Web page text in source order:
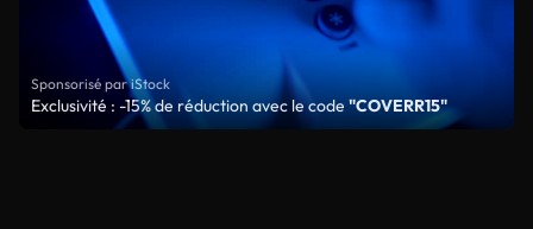
Sponsorisé par iStock
Exclusivité : -15% de réduction avec le code"COVERR15"